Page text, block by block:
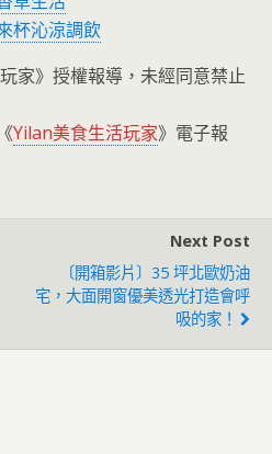
杯沁涼調飲
家》授權報導，未經同意禁止
Yilan美食生活玩家》電子報
Next Post
〔開箱影片〕35 坪北歐奶油
宅，大面開窗優美透光打造會呼
吸的家！